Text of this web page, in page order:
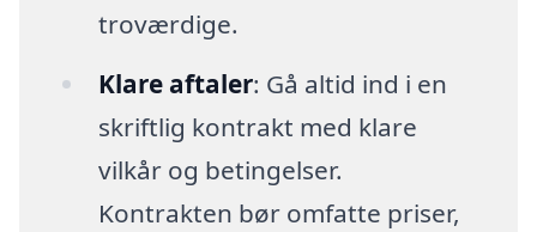
troværdige.
Klare aftaler: Gå altid ind i en
skriftlig kontrakt med klare
vilkår og betingelser.
Kontrakten bør omfatte priser,